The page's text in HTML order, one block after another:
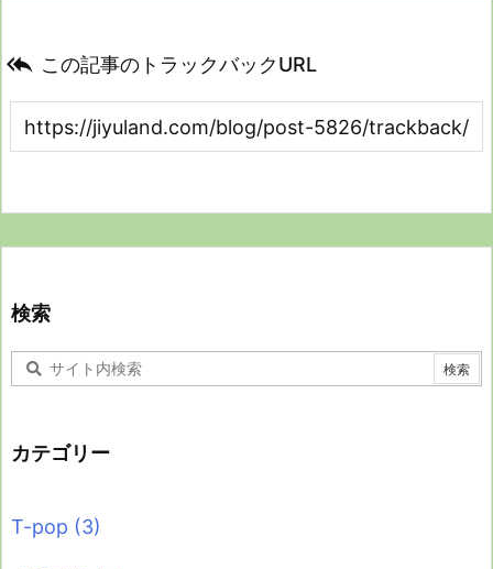
 この記事のトラックバックURL
検索
カテゴリー
T-pop (3)